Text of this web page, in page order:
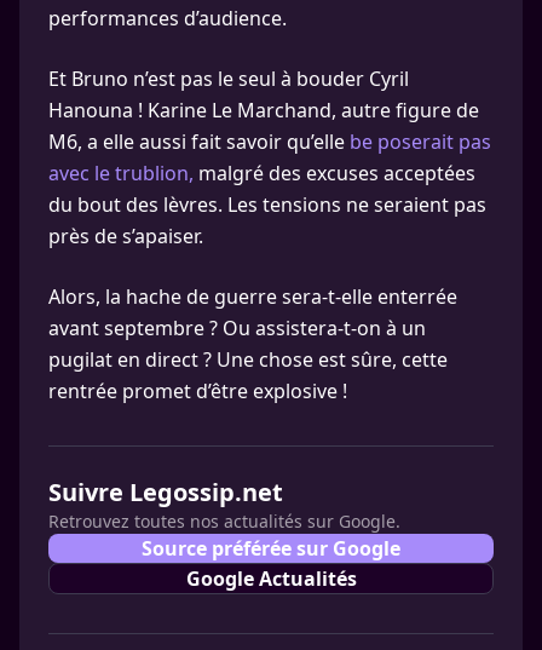
performances d’audience.
Et Bruno n’est pas le seul à bouder Cyril
Hanouna ! Karine Le Marchand, autre figure de
M6, a elle aussi fait savoir qu’elle be poserait pas
avec le trublion, malgré des excuses acceptées
du bout des lèvres. Les tensions ne seraient pas
près de s’apaiser.
Alors, la hache de guerre sera-t-elle enterrée
avant septembre ? Ou assistera-t-on à un
pugilat en direct ? Une chose est sûre, cette
rentrée promet d’être explosive !
Suivre Legossip.net
Retrouvez toutes nos actualités sur Google.
Source préférée sur Google
Google Actualités